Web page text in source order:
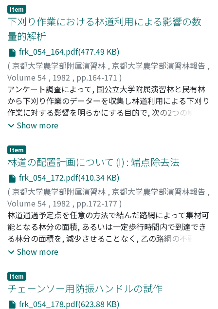
モデル) として, 多項式と二重フーリエ級数を取り上げ, 数
値地形データに対する両関数の適合度および付随した統計
的処理に基づく理論性について検討した。複雑な地表面に
対する適合度は, 関数の増次に伴い漸次向上し分散分析の
結果も増次の有意性が認められる (次数間の不偏分散の有
意性)。同係数量を持つ多項式モデルに比べて, フーリエモ
デルの適合度は飛躍的に増加し, 数値地形データの様に複
雑な分布に対してはフーリエモデルの方がはるかに適合し
やすいととを示している。これはフーリエモデルが低次で
も多項式モデルに比べて多くの係数を持っているととに基
づいている。これに対して, 多項式モデルでは増次に伴う
意性が棄却されない場合がある。このことは, 誤差尺度と
しての適合度検定が, 分布数値と近似値の空間的分布の一
致する程度を, 必ずしも反映しないととを示している (関
数による分布数値の空間構造の規定)。数値地形データに
対する近似関数として, いずれを導入するかは一義的には
決定されないが, 比較的単純な構造の地表面 (少なくとも
低次の傾向面で等分散性が棄却される) に対しては, 多項
式モデルでも充分に利用しうるし, 複雑な地表面をより詳
細に近似したい時はフーリエモデルがすこぶる有効である
ことがわかる。この様にして得られた地形の数式モデルの
関する計量的地域区分を, クラスター分析を併用して, モデ
ル間の変数の係数群についての距離行列の形で, 処理して
分類することが可能であることがわかった。
Item
下刈り作業における林道利用による影響の数
量的解析
frk_054_164.pdf(477.49 KB)
( 京都大学農学部附属演習林 , 京都大学農学部演習林報告 ,
Volume 54 , 1982 , pp.164-171 )
山田, 容三;佐々木, 功;Yamada, Youzou;Sasaki, Isao;ヤマ
ダ, ヨウゾウ;ササキ, イサオ
アンケート調査によって, 国公立大学附属演習林と民有林
から下刈り作業のデーターを収集し林道利用による下刈り
作業に対する影響を明らかにする目的で, 次の2つの解析を
行なった。第一に, 単位時間あたりの下刈り作業能率 (ha/
した。その結果, 演習林の場合において, 車による移動時間
がかなり有意な影響を及ぼしているととが明らかになり,
又, 一般的に, 単位時間あたりの作業能率に対して, 車によ
る移動時間は正の相関を, 歩行時間は負の相関を取る傾向
があることも判明した。第二に, 往復時間実作業時間, 総休
憩時間, 全制約時間について, 時間関係の解析を行なった。
その結果, 往復時間の増加は, 実作業時間の減少をもたらす
ことが証明され, 又, 演習林の場合において, 車による移動
時間の増加は往復時間の増加傾向を, 歩行時間の増加は作
業開始前の休憩時間の増加傾向をもたらすことが判明し
与える影響のプロセスを推考することができた。
Show more
Item
林道の配置計画について (I) : 端点除去法
frk_054_172.pdf(410.34 KB)
( 京都大学農学部附属演習林 , 京都大学農学部演習林報告 ,
Volume 54 , 1982 , pp.172-177 )
酒井, 徹朗;Sakai, Tetsuro;サカイ, テツロウ
林道通過予定点を任意の方法で結んだ路網によって集材可
能となる林分の面積, あるいは一定歩行時間内で到達でき
る林分の面積を, 減少させることなく, 乙の路網の不要端点
を除去し必要最低限の路網を求める方法について考察し
ので, 路網の与え方によって結果が異なる。ここではすべ
ての林道通過予定点を開設評価値の総計が最小となるよう
結ぶ路網, 任意の点を基点として他のすべての通過予定点
Show more
Item
チェーンソー用防振ハンドルの試作
frk_054_178.pdf(623.88 KB)